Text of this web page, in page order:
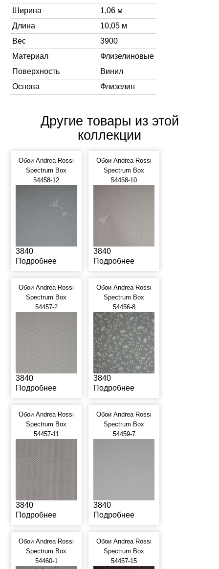
Ширина
1,06 м
Длина
10,05 м
Вес
3900
Материал
Флизелиновые
Поверхность
Винил
Основа
Флизелин
Другие товары из этой
коллекции
Обои Andrea Rossi
Spectrum Box
54458-12
3840
Подробнее
Обои Andrea Rossi
Spectrum Box
54458-10
3840
Подробнее
Обои Andrea Rossi
Spectrum Box
54457-2
3840
Подробнее
Обои Andrea Rossi
Spectrum Box
54456-8
3840
Подробнее
Обои Andrea Rossi
Spectrum Box
54457-11
3840
Подробнее
Обои Andrea Rossi
Spectrum Box
54459-7
3840
Подробнее
Обои Andrea Rossi
Spectrum Box
54460-1
Обои Andrea Rossi
Spectrum Box
54457-15